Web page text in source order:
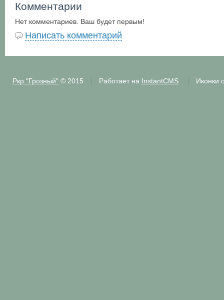
Комментарии
Нет комментариев. Ваш будет первым!
Написать комментарий
Ркр "Грозный"© 2015 Работает на InstantCMS Иконки